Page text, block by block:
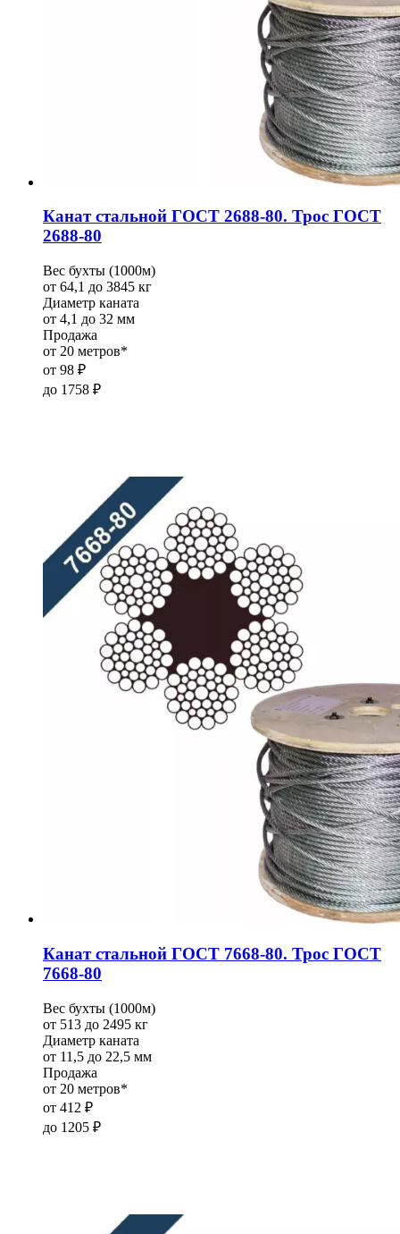
Канат стальной ГОСТ 2688-80. Трос ГОСТ
2688-80
Вес бухты (1000м)
от 64,1 до 3845 кг
Диаметр каната
от 4,1 до 32 мм
Продажа
от 20 метров*
от 98 ₽
до 1758 ₽
Канат стальной ГОСТ 7668-80. Трос ГОСТ
7668-80
Вес бухты (1000м)
от 513 до 2495 кг
Диаметр каната
от 11,5 до 22,5 мм
Продажа
от 20 метров*
от 412 ₽
до 1205 ₽